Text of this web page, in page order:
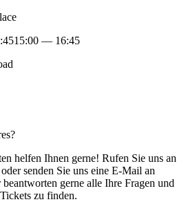
15:00 — 16:45
helfen Ihnen gerne! Rufen Sie uns an
oder senden Sie uns eine E-Mail an
beantworten gerne alle Ihre Fragen und
zu finden.